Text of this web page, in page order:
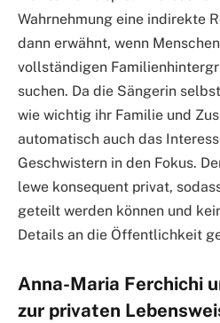
Wahrnehmung eine indirekte
dann erwähnt, wenn
vollständigen
suchen. Da die Sängerin
wie wichtig ihr Familie und
automatisch auch das
Geschwistern in den Fokus.
lewe konsequent privat,
geteilt werden können und
Details an die Öffentlichkeit
Anna-Maria Ferchichi
zur privaten